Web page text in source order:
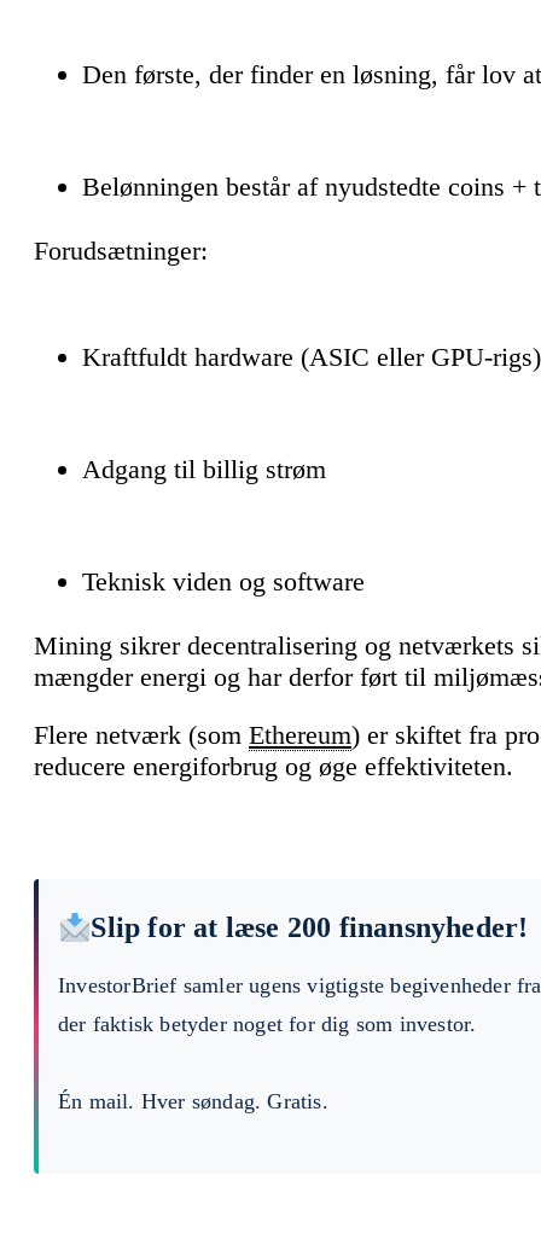
Den første, der finder en løsning, får lov
Belønningen består af nyudstedte coins +
Forudsætninger:
Kraftfuldt hardware (ASIC eller GPU-rigs)
Adgang til billig strøm
Teknisk viden og software
Mining sikrer decentralisering og netværkets
mængder energi og har derfor ført til
Flere netværk (som Ethereum) er skiftet fra
reducere energiforbrug og øge effektiviteten.
Slip for at læse 200 finansnyheder!
InvestorBrief samler ugens vigtigste begivenheder
der faktisk betyder noget for dig som investor.
Én mail. Hver søndag. Gratis.